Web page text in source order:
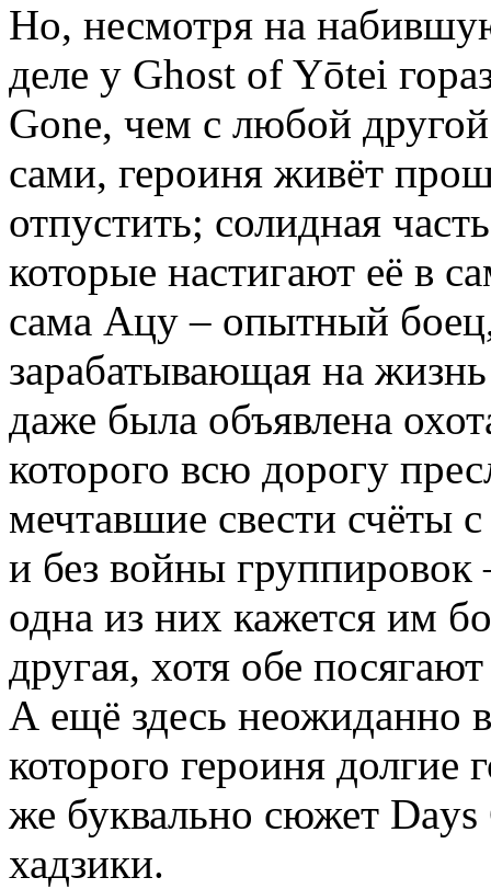
Но, несмотря на
деле у Ghost of Yōtei
Gone, чем с любой
сами, героиня живёт
отпустить; солидная
которые настигают её в
сама Ацу – опытный
зарабатывающая на
даже была объявлена
которого всю дорогу
мечтавшие свести счёты
и без войны
одна из них кажется им
другая, хотя обе
А ещё здесь неожиданно
которого героиня
же буквально сюжет
хадзики.